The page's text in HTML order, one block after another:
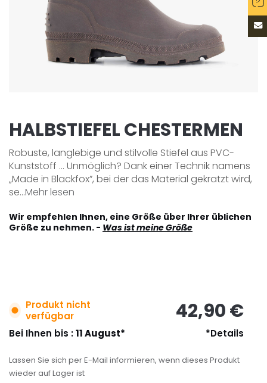
HALBSTIEFEL CHESTERMEN
Robuste, langlebige und stilvolle Stiefel aus PVC-
Kunststoff ... Unmöglich? Dank einer Technik namens
„Made in Blackfox”, bei der das Material gekratzt wird,
se...Mehr lesen
Wir empfehlen Ihnen, eine Größe über Ihrer üblichen
Größe zu nehmen. - Was ist meine Größe
Produkt nicht
verfügbar
42,90 €
Bei Ihnen bis :11 August* *Details
Lassen Sie sich per E-Mail informieren, wenn dieses Produkt
wieder auf Lager ist